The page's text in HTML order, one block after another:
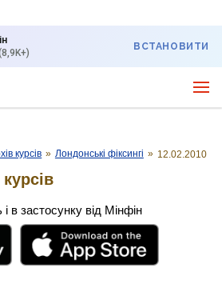
ВСТАНОВИТИ
курсів » Лондонські фіксингі » 12.02.2010
в застосунку від Мінфін